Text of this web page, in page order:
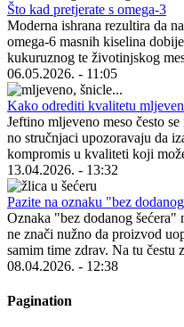
Što kad pretjerate s omega-3
Moderna ishrana rezultira da
omega-6 masnih kiselina
kukuruznog te životinjskog
06.05.2026. - 11:05
Kako odrediti kvalitetu
Jeftino mljeveno meso često
no stručnjaci upozoravaju da
kompromis u kvaliteti koji
13.04.2026. - 13:32
Pazite na oznaku "bez
Oznaka "bez dodanog šećera"
ne znači nužno da proizvod
samim time zdrav. Na tu
08.04.2026. - 12:38
Pagination